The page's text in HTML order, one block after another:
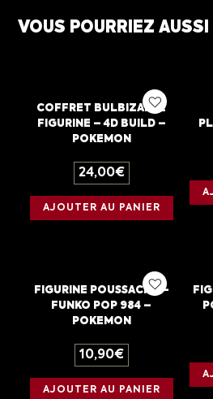
VOUS POURRIEZ AUSSI
COFFRET BULBIZARRE
FIGURINE – 4D BUILD –
POKEMON
24,00€
AJOUTER AU PANIER
FIGURINE POUSSACHA –
FUNKO POP 984 –
POKEMON
10,90€
AJOUTER AU PANIER